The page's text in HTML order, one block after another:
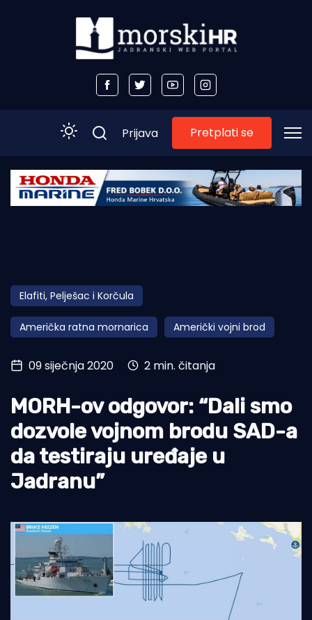
Početna
Obala
Otoci
Turizam i nautika
Pomorstvo
Ekologija
Tradicija i kultura
Prijava Pretplati se
Elafiti, Pelješac i Korčula
Američka ratna mornarica Američki vojni brod
09 siječnja 2020 2 min. čitanja
MORH-ov odgovor: “Dali smo
dozvole vojnom brodu SAD-a
da testiraju uređaje u
Jadranu”